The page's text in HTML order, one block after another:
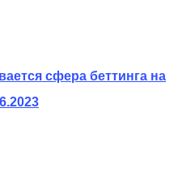
сфера беттинга на